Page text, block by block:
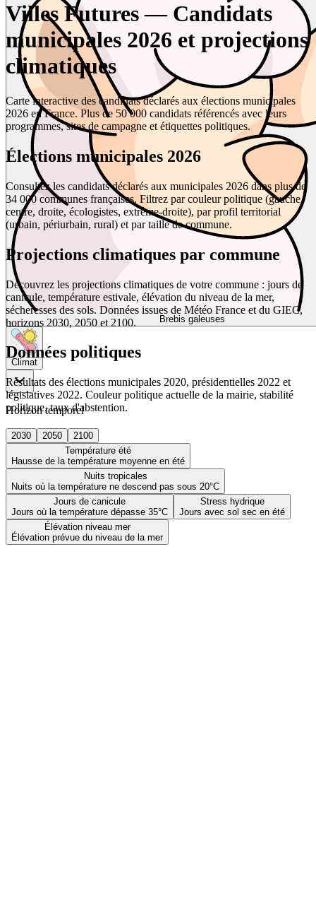
Brebis galeuses
Climat
Horizon temporel
2030 2050
2100
Température été
Hausse de la température moyenne en été
Nuits tropicales
Nuits où la température ne descend pas sous 20°C
Jours de canicule
Jours où la température dépasse 35°C
Stress hydrique
Jours avec sol sec en été
Élévation niveau mer
Élévation prévue du niveau de la mer
Villes Futures — Candidats
municipales 2026 et projections
climatiques
Carte interactive des candidats déclarés aux élections municipales
2026 en France. Plus de 50 000 candidats référencés avec leurs
programmes, sites de campagne et étiquettes politiques.
Élections municipales 2026
Consultez les candidats déclarés aux municipales 2026 dans plus de
34 000 communes françaises. Filtrez par couleur politique (gauche,
centre, droite, écologistes, extrême-droite), par profil territorial
(urbain, périurbain, rural) et par taille de commune.
Projections climatiques par commune
Découvrez les projections climatiques de votre commune : jours de
canicule, température estivale, élévation du niveau de la mer,
sécheresses des sols. Données issues de Météo France et du GIEC,
horizons 2030, 2050 et 2100.
Données politiques
Résultats des élections municipales 2020, présidentielles 2022 et
législatives 2022. Couleur politique actuelle de la mairie, stabilité
politique, taux d'abstention.